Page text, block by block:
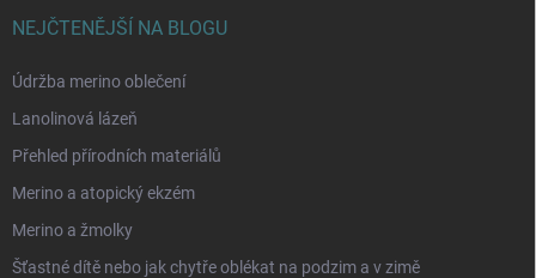
NEJČTENĚJŠÍ NA BLOGU
Údržba merino oblečení
Lanolinová lázeň
Přehled přírodních materiálů
Merino a atopický ekzém
Merino a žmolky
Šťastné dítě nebo jak chytře oblékat na podzim a v zimě